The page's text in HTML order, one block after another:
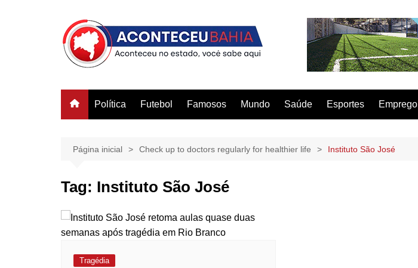
Política Futebol Famosos Mundo Saúde Esportes Emprego
Página inicial Check up to doctors regularly for healthier life Instituto São José
Tag: Instituto São José
Tragédia